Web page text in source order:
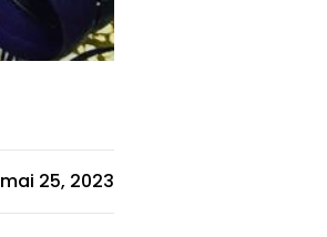
mai 25, 2023